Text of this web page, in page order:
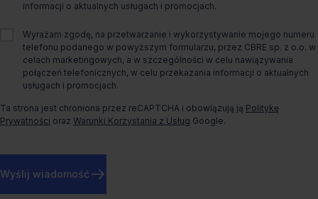
Rok budowy 2022
O biurze
L'UNI to piękna kamienica, poddana modernizacji, której
zakończenie planowane jest na Q1 2019. Będzie oferować
przestrzeni biurowe klasy A o łącznej powierzchni ponad 3
500 m2. Pełne doświetlenie, nowoczesne rozwiązania
sąsiedztwo stanowią takie obiekty jak uniwersystet,
informacji o aktualnych usługach i promocjach.
Wyrażam zgodę, na przetwarzanie i wykorzystywanie mojego numeru
telefonu podanego w powyższym formularzu, przez CBRE sp. z o.o. w
celach marketingowych, a w szczególności w celu nawiązywania
połączeń telefonicznych, w celu przekazania informacji o aktualnych
usługach i promocjach.
Ta strona jest chroniona przez reCAPTCHA i obowiązują ją Politykę
Prywatności oraz Warunki Korzystania z Usług Google.
Wyślij wiadomość